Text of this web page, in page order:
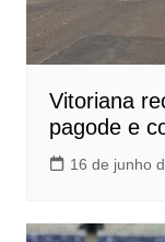
Vitoriana
pagode e
16 de junho